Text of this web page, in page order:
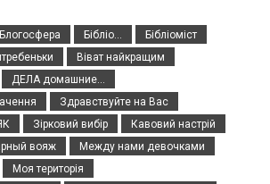
Блогосфера Бібліо...
Бібліоміст
Віват найкращим
ДЕЛА домашние...
Здравствуйте на Вас
Зірковий вибір
Кавовий настрій
вояж
Между нами девочками
Моя територія